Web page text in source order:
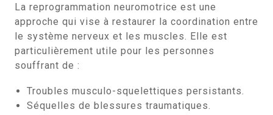
La reprogrammation neuromotrice est une
approche qui vise à restaurer la coordination entre
le système nerveux et les muscles. Elle est
particulièrement utile pour les personnes
souffrant de :
Troubles musculo-squelettiques persistants.
Séquelles de blessures traumatiques.